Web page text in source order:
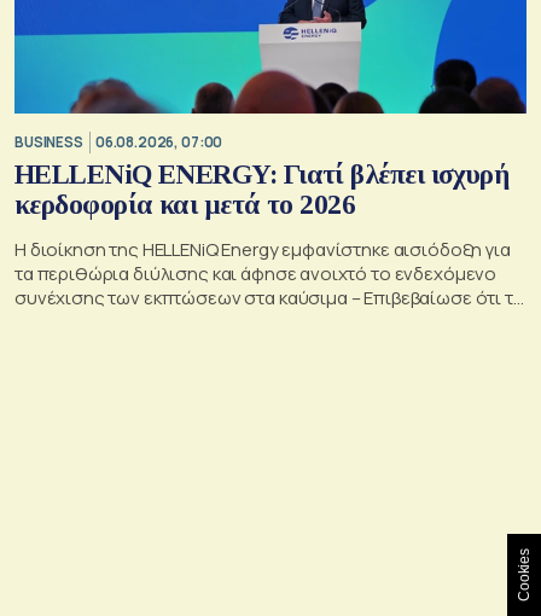
BUSINESS 06.08.2026, 07:00
HELLENiQ ENERGY: Γιατί βλέπει ισχυρή
κερδοφορία και μετά το 2026
Η διοίκηση της HELLENiQ Energy εμφανίστηκε αισιόδοξη για
τα περιθώρια διύλισης και άφησε ανοιχτό το ενδεχόμενο
συνέχισης των εκπτώσεων στα καύσιμα – Επιβεβαίωσε ότι το
Cookies